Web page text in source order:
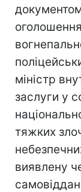
міністр
заслуги у
тяжких
виявлену